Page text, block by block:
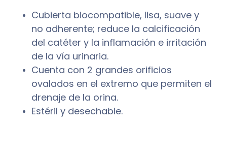
Cubierta biocompatible, lisa, suave y
no adherente; reduce la calcificación
del catéter y la inflamación e irritación
de la vía urinaria.
Cuenta con 2 grandes orificios
ovalados en el extremo que permiten el
drenaje de la orina.
Estéril y desechable.